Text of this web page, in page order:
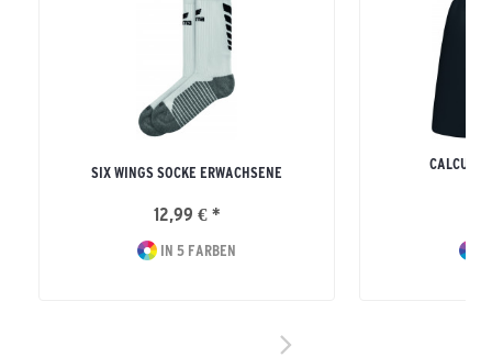
SIX WINGS SOCKE ERWACHSENE
12,99 € *
IN 5 FARBEN